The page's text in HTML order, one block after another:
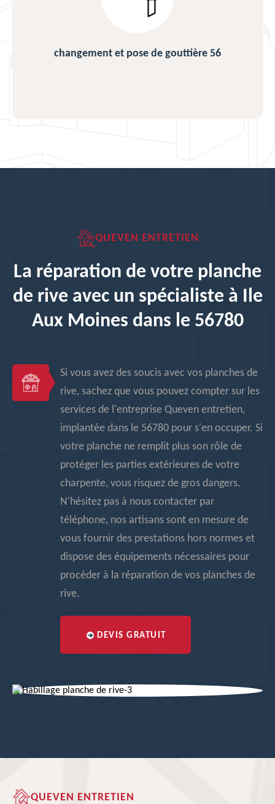
changement et pose de gouttière 56
QUEVEN ENTRETIEN
La réparation de votre planche
de rive avec un spécialiste à Ile
Aux Moines dans le 56780
Si vous avez des soucis avec vos planches de
rive, sachez que vous pouvez compter sur les
services de l'entreprise Queven entretien,
implantée dans le 56780 pour s'en occuper. Si
votre planche ne remplit plus son rôle de
protéger les parties extérieures de votre
charpente, vous risquez de gros dangers.
N'hésitez pas à nous contacter par
téléphone, nos artisans sont en mesure de
vous fournir des prestations hors normes et
dispose des équipements nécessaires pour
procéder à la réparation de vos planches de
rive.
DEVIS GRATUIT
QUEVEN ENTRETIEN